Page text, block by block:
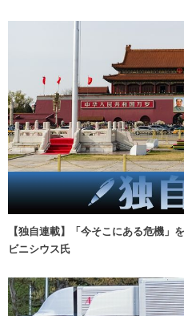
【独自連載】「今そこにある危機
ビニシウス氏